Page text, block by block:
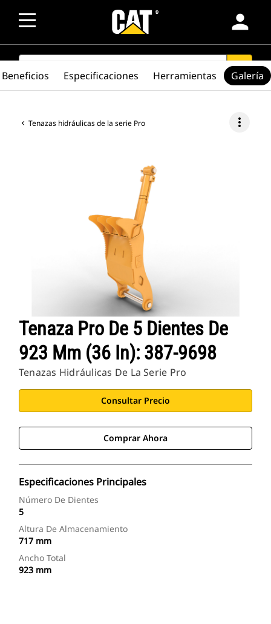
person
SEARCH search
Tenazas hidráulicas de la serie Pro more_vert
Tenaza Pro De 5 Dientes De
923 Mm (36 In): 387-9698
Tenazas Hidráulicas De La Serie Pro
Consultar Precio
Comprar Ahora
Especificaciones Principales
Número De Dientes
5
Altura De Almacenamiento
717 mm
Ancho Total
923 mm
Beneficios Especificaciones Herramientas Galería